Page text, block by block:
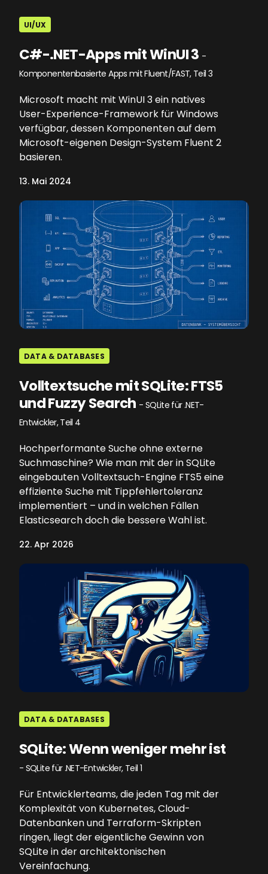
UI/UX
C#-.NET-Apps mit WinUI 3 -
Komponentenbasierte Apps mit Fluent/FAST, Teil 3
Microsoft macht mit WinUI 3 ein natives
User-Experience-Framework für Windows
verfügbar, dessen Komponenten auf dem
Microsoft-eigenen Design-System Fluent 2
basieren.
13. Mai 2024
DATA & DATABASES
Volltextsuche mit SQLite: FTS5
und Fuzzy Search - SQLite für .NET-
Entwickler, Teil 4
Hochperformante Suche ohne externe
Suchmaschine? Wie man mit der in SQLite
eingebauten Volltextsuch-Engine FTS5 eine
effiziente Suche mit Tippfehlertoleranz
implementiert – und in welchen Fällen
Elasticsearch doch die bessere Wahl ist.
22. Apr 2026
DATA & DATABASES
SQLite: Wenn weniger mehr ist
- SQLite für .NET-Entwickler, Teil 1
Für Entwicklerteams, die jeden Tag mit der
Komplexität von Kubernetes, Cloud-
Datenbanken und Terraform-Skripten
ringen, liegt der eigentliche Gewinn von
SQLite in der architektonischen
Vereinfachung.